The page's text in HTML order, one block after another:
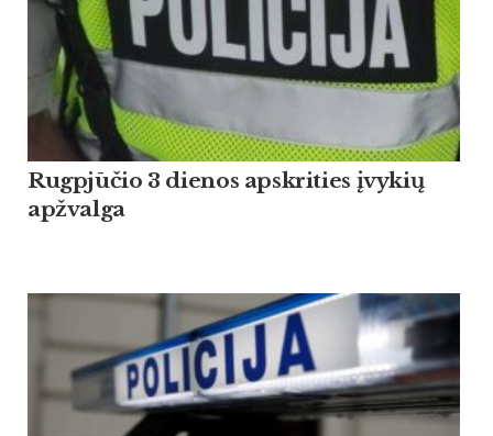
Rugpjūčio 3 dienos apskrities įvykių
apžvalga